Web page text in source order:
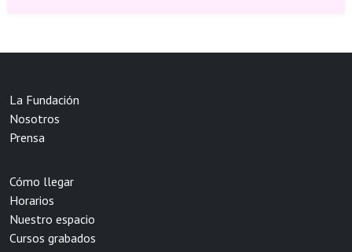
La Fundación
Nosotros
Prensa
Cómo llegar
Horarios
Nuestro espacio
Cursos grabados